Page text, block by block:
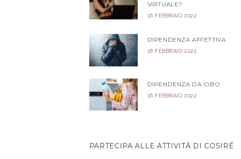
VIRTUALE?
16 FEBBRAIO 2022
DIPENDENZA AFFETTIVA
16 FEBBRAIO 2022
DIPENDENZA DA CIBO
16 FEBBRAIO 2022
PARTECIPA ALLE ATTIVITÀ DI COSIRÉ